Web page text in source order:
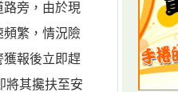
旁，由於現
頻繁，情況險
獲報後立即趕
將其攙扶至安